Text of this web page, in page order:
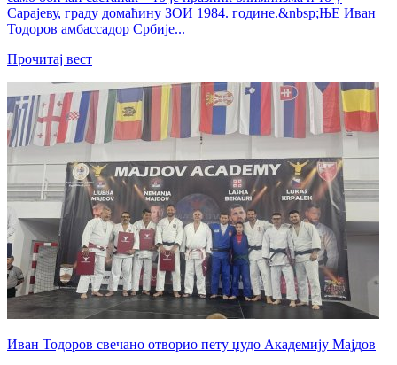
Сарајеву, граду домаћину ЗОИ 1984. године.&nbsp;ЊЕ Иван
Тодоров амбассадор Србије...
Прочитај вест
Иван Тодоров свечано отворио пету џудо Академију Мајдов